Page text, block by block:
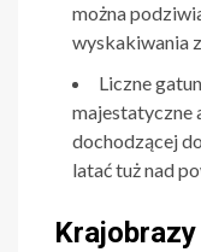
można
wyskakiwania
Liczne
majestatyczne
dochodzącej
latać tuż nad